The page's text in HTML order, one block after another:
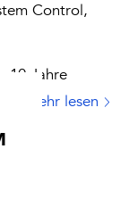
Mehr lesen
Control,
10 Jahre